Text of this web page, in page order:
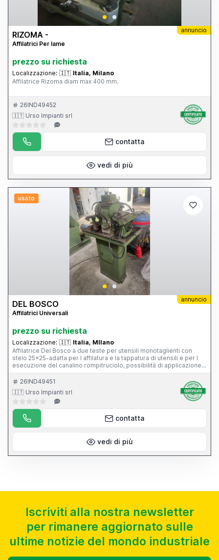
annuncio
RIZOMA -
Affilatrici Per lame
prezzo su richiesta
Localizzazione: 🇮🇹 Italia, Milano
Affilatrice Rizoma diam max 400 mm.
26IND49452
🇮🇹 Urso Impianti srl
contatta
vedi di più
usato
annuncio
DEL BOSCO
Affilatrici Universali
prezzo su richiesta
Localizzazione: 🇮🇹 Italia, MIlano
Affilatrice Del Bosco a due teste per utensili monotaglienti con
stelo 25x25-adatta per l affilatura e la tappatura di utensili e per l
esecuzione del canalino rompitruciolo, possibilità di applicazione
dell apparecchio per l affilatura di punte elicoidali.
26IND49451
🇮🇹 Urso Impianti srl
contatta
vedi di più
Iscriviti alla nostra newsletter
per rimanere aggiornato sulle
ultime notizie del mondo industriale